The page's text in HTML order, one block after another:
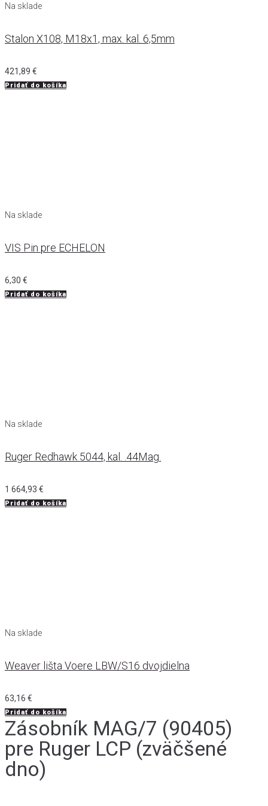
Na sklade
Stalon X108, M18x1, max. kal. 6,5mm
421,89 €
Pridať do košíka
Na sklade
VIS Pin pre ECHELON
6,30 €
Pridať do košíka
Na sklade
Ruger Redhawk 5044, kal. .44Mag.
1 664,93 €
Pridať do košíka
Na sklade
Weaver lišta Voere LBW/S16 dvojdielna
63,16 €
Pridať do košíka
Zásobník MAG/7 (90405)
pre Ruger LCP (zväčšené
dno)